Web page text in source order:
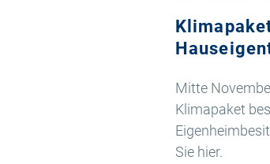
Mitte
Klimapaket
Sie hier.